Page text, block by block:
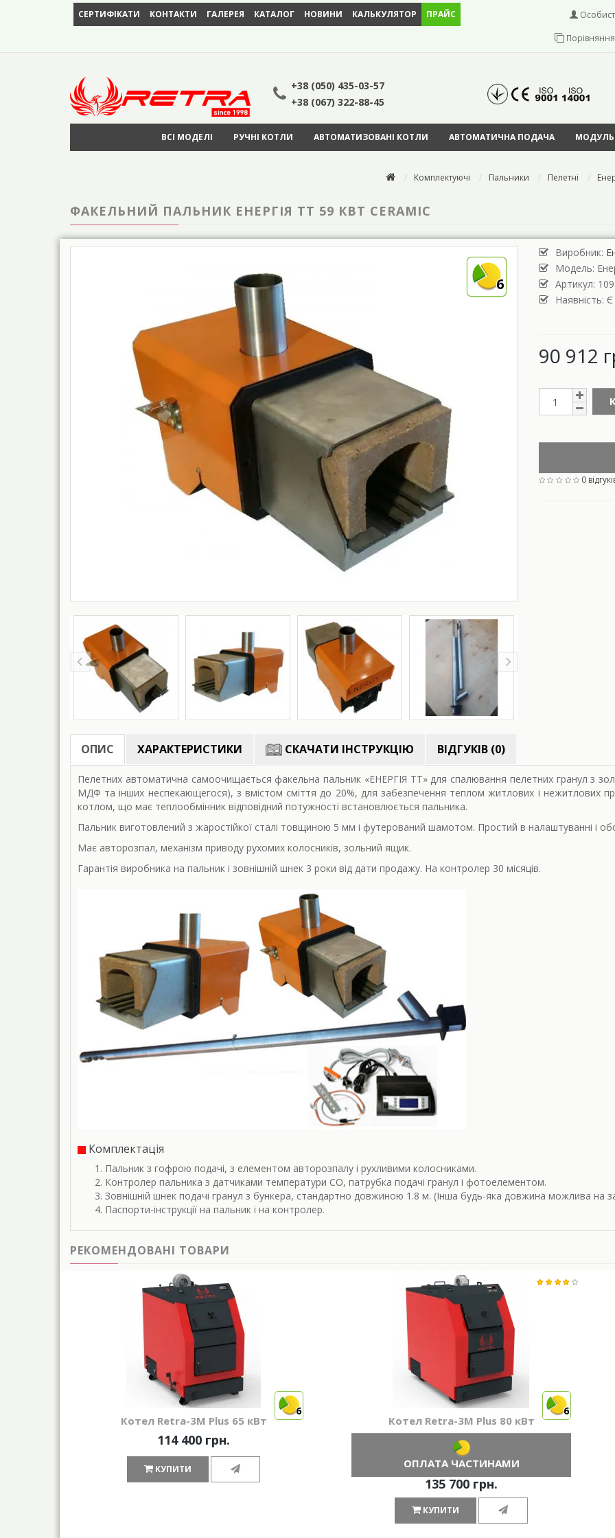
СЕРТИФІКАТИ КОНТАКТИ ГАЛЕРЕЯ КАТАЛОГ НОВИНИ КАЛЬКУЛЯТОР ПРАЙС
Порівняння
+38 (050) 435-03-57
+38 (067) 322-88-45
ВСІ МОДЕЛІ РУЧНІ КОТЛИ АВТОМАТИЗОВАНІ КОТЛИ АВТОМАТИЧНА ПОДАЧА
Комплектуючі Пальники Пелетні
ФАКЕЛЬНИЙ ПАЛЬНИК ЕНЕРГІЯ ТТ 59 КВТ CERAMIC
6
Виробник:
Модель:
Артикул:
Наявність:
90 912
0
ОПИС ХАРАКТЕРИСТИКИ СКАЧАТИ ІНСТРУКЦІЮ ВІДГУКІВ (0)
Пелетних автоматична самоочищається факельна пальник «ЕНЕРГІЯ ТТ» для спалювання пелетних гранул з
МДФ та інших неспекающегося), з вмістом сміття до 20%, для забезпечення теплом житлових і нежитлових
котлом, що має теплообмінник відповідний потужності встановлюється пальника.
Пальник виготовлений ​​з жаростійкої сталі товщиною 5 мм і футерований шамотом. Простий в налаштуванні і
Має авторозпал, механізм приводу рухомих колосників, зольний ящик.
Гарантія виробника на пальник і зовнішній шнек 3 роки від дати продажу. На контролер 30 місяців.
Комплектація
Пальник з гофрою подачі, з елементом авторозпалу і рухливими колосниками.
Контролер пальника з датчиками температури СО, патрубка подачі гранул і фотоелементом.
Зовнішній шнек подачі гранул з бункера, стандартно довжиною 1.8 м. (Інша будь-яка довжина можлива на
Паспорти-інструкції на пальник і на контролер.
РЕКОМЕНДОВАНІ ТОВАРИ
6
Котел Retra-3М Plus 65 кВт
114 400 грн.
КУПИТИ
6
Котел Retra-3М Plus 80 кВт
ОПЛАТА ЧАСТИНАМИ
135 700 грн.
КУПИТИ